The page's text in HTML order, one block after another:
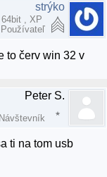
strýko
, XP
Používateľ
to červ win 32 v
Peter S.
Návštevník
ti na tom usb